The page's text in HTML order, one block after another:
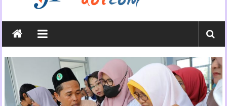
Kabar
Jawa
Timur
Media
Online
Jawa